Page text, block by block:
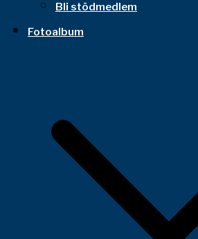
Bli stödmedlem
Fotoalbum